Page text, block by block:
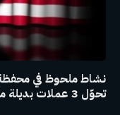
نشاط ملحوظ في
تحوّل 3 عملات بديلة مفاجئة!